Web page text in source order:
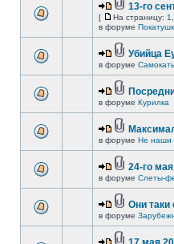
13-го
[ На страницу: 1
в форуме
Убийца
в форуме
в форуме Курилка
в форуме Не наши
24-го
в форуме Слеты-
Они таки
в форуме